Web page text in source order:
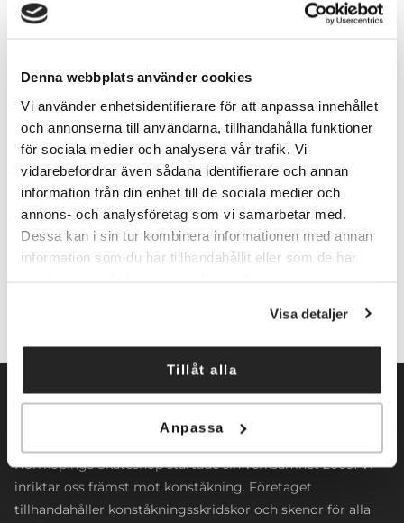
Denna webbplats använder cookies
Vi använder enhetsidentifierare för att anpassa innehållet
och annonserna till användarna, tillhandahålla funktioner
för sociala medier och analysera vår trafik. Vi
vidarebefordrar även sådana identifierare och annan
information från din enhet till de sociala medier och
annons- och analysföretag som vi samarbetar med.
Dessa kan i sin tur kombinera informationen med annan
information som du har tillhandahållit eller som de har
Visa detaljer
Tillåt alla
Anpassa
Storlekar (dräkter)
Lägg till i varukorg
Norrköpings Skateshop startade sin verksamhet 2009. Vi
inriktar oss främst mot konståkning. Företaget
tillhandahåller konståkningsskridskor och skenor för alla